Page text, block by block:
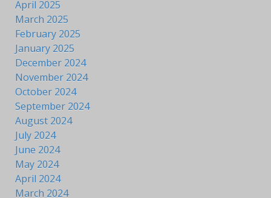
April 2025
March 2025
February 2025
January 2025
December 2024
November 2024
October 2024
September 2024
August 2024
July 2024
June 2024
May 2024
April 2024
March 2024